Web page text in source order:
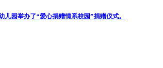
园举办了“爱心捐赠情系校园”捐赠仪式。